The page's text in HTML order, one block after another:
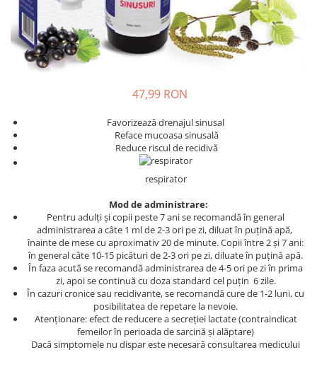
Piele, păr & unghii
Tranzit intestinal
Colesterol & tensiune
Sanatate Orala
Alergii
Îngrijirea Tenului
Creme de față
Seruri
Creme cu SPF
Ape micelare
Tonere
Balsam buze
Îngrijirea Corpului
Creme de corp
Loțiuni
Unturi de corp
Geluri de duș
Scruburi
Colagen
Creatina
Crom
Fibre
Fier
Ginkgo biloba
Ginseng
Glucozamina
Glutation
L-Carnitina
L-Glutamina
Zinc Bisglicinat
47,99 RON
Favorizează drenajul sinusal
Reface mucoasa sinusală
Reduce riscul de recidivă
respirator
Mod de administrare:
Pentru adulţi şi copii peste 7 ani se recomandă în general
administrarea a câte 1 ml de 2-3 ori pe zi, diluat în puţină apă,
înainte de mese cu aproximativ 20 de minute. Copii între 2 și 7 ani:
în general câte 10-15 picături de 2-3 ori pe zi, diluate în puțină apă.
În faza acută se recomandă administrarea de 4-5 ori pe zi în prima
zi, apoi se continuă cu doza standard cel puţin 6 zile.
În cazuri cronice sau recidivante, se recomandă cure de 1-2 luni, cu
posibilitatea de repetare la nevoie.
Atenționare: efect de reducere a secreției lactate (contraindicat
femeilor în perioada de sarcină și alăptare)
Dacă simptomele nu dispar este necesară consultarea medicului